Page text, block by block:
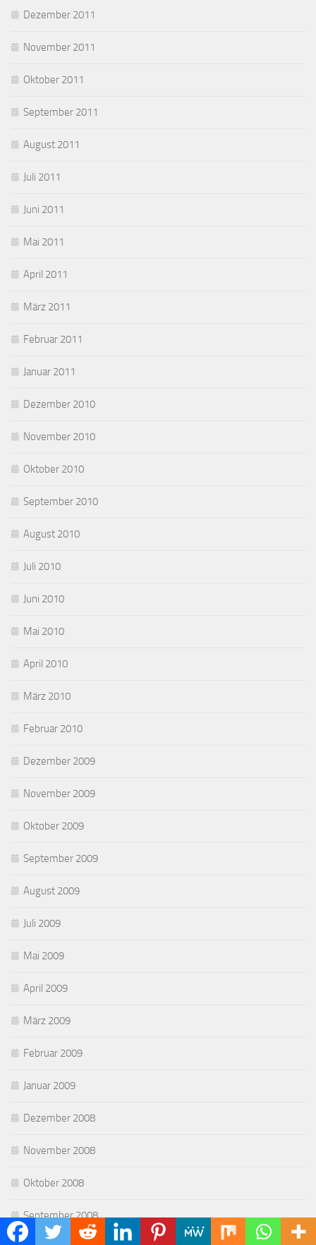
Dezember 2011
November 2011
Oktober 2011
September 2011
August 2011
Juli 2011
Juni 2011
Mai 2011
April 2011
März 2011
Februar 2011
Januar 2011
Dezember 2010
November 2010
Oktober 2010
September 2010
August 2010
Juli 2010
Juni 2010
Mai 2010
April 2010
März 2010
Februar 2010
Dezember 2009
November 2009
Oktober 2009
September 2009
August 2009
Juli 2009
Mai 2009
April 2009
März 2009
Februar 2009
Januar 2009
Dezember 2008
November 2008
Oktober 2008
September 2008